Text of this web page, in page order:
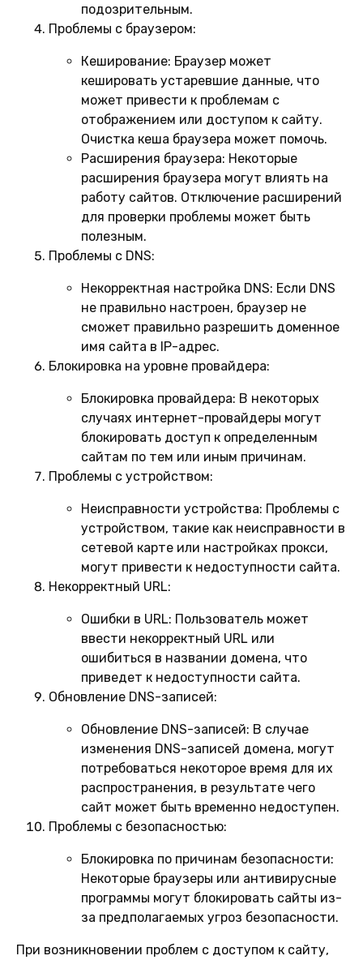
подозрительным.
Проблемы с браузером:
Кеширование: Браузер может
кешировать устаревшие данные, что
может привести к проблемам с
отображением или доступом к сайту.
Очистка кеша браузера может помочь.
Расширения браузера: Некоторые
расширения браузера могут влиять на
работу сайтов. Отключение расширений
для проверки проблемы может быть
полезным.
Проблемы с DNS:
Некорректная настройка DNS: Если DNS
не правильно настроен, браузер не
сможет правильно разрешить доменное
имя сайта в IP-адрес.
Блокировка на уровне провайдера:
Блокировка провайдера: В некоторых
случаях интернет-провайдеры могут
блокировать доступ к определенным
сайтам по тем или иным причинам.
Проблемы с устройством:
Неисправности устройства: Проблемы с
устройством, такие как неисправности в
сетевой карте или настройках прокси,
могут привести к недоступности сайта.
Некорректный URL:
Ошибки в URL: Пользователь может
ввести некорректный URL или
ошибиться в названии домена, что
приведет к недоступности сайта.
Обновление DNS-записей:
Обновление DNS-записей: В случае
изменения DNS-записей домена, могут
потребоваться некоторое время для их
распространения, в результате чего
сайт может быть временно недоступен.
Проблемы с безопасностью:
Блокировка по причинам безопасности:
Некоторые браузеры или антивирусные
программы могут блокировать сайты из-
за предполагаемых угроз безопасности.
При возникновении проблем с доступом к сайту,